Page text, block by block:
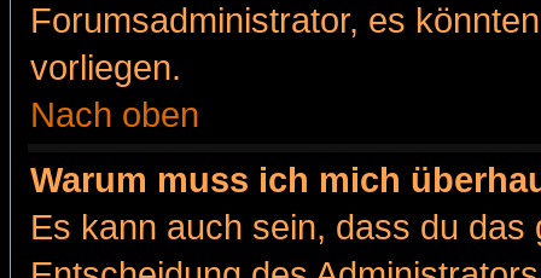
Forumsadministrator, es
vorliegen.
Nach oben
Warum muss ich mich
Es kann auch sein, dass du